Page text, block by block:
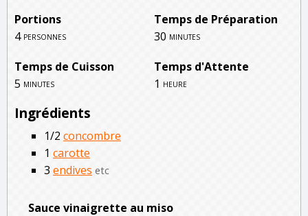
Portions
Temps de Préparation
4 personnes 30 minutes
Temps de Cuisson
Temps d'Attente
5 minutes 1 heure
Ingrédients
1/2 concombre
1 carotte
3 endives etc
Sauce vinaigrette au miso